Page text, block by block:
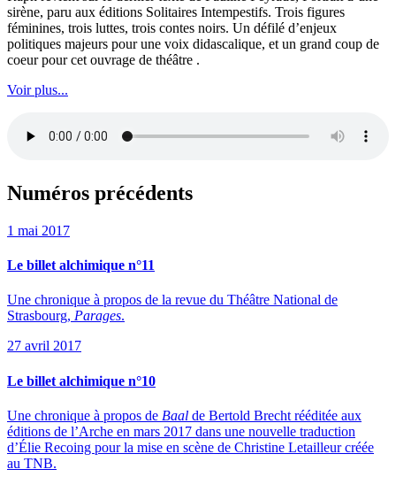
sirène, paru aux éditions Solitaires Intempestifs. Trois figures
féminines, trois luttes, trois contes noirs. Un défilé d’enjeux
politiques majeurs pour une voix didascalique, et un grand coup de
coeur pour cet ouvrage de théâtre .
Voir plus...
Numéros précédents
1 mai 2017
Le billet alchimique n°11
Une chronique à propos de la revue du Théâtre National de
Strasbourg, Parages.
27 avril 2017
Le billet alchimique n°10
Une chronique à propos de Baal de Bertold Brecht rééditée aux
éditions de l’Arche en mars 2017 dans une nouvelle traduction
d’Élie Recoing pour la mise en scène de Christine Letailleur créée
au TNB.